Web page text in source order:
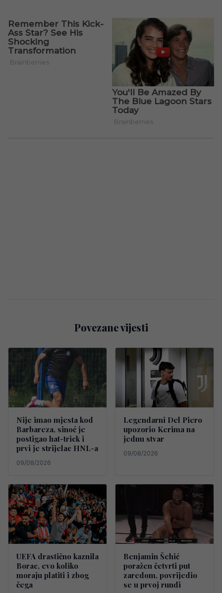
Povezane vijesti
Nije imao mjesta kod
Barbareza, sinoć je
postigao hat-trick i
prvi je strijelac HNL-a
09/08/2026
Legendarni Del Piero
upozorio Kerima na
jednu stvar
09/08/2026
UEFA drastično kaznila
Borac, evo koliko
moraju platiti i zbog
čega
Benjamin Šehić
poražen četvrti put
zaredom, povrijedio
se u prvoj rundi